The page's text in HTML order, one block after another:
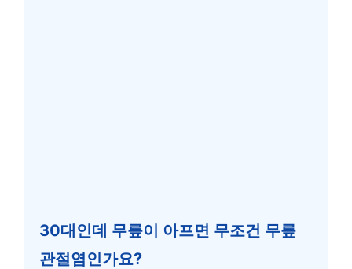
30대인데 무릎이 아프면 무조건 무릎
관절염인가요?